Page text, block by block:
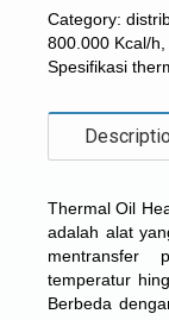
Category:
800.000 Kcal/h
Spesifikasi
Thermal Oil
adalah alat
mentransfer
temperatur
Berbeda